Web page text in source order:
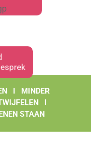
I MINDER
I
STAAN